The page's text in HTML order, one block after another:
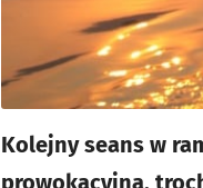
Kolejny seans w
prowokacyjna,